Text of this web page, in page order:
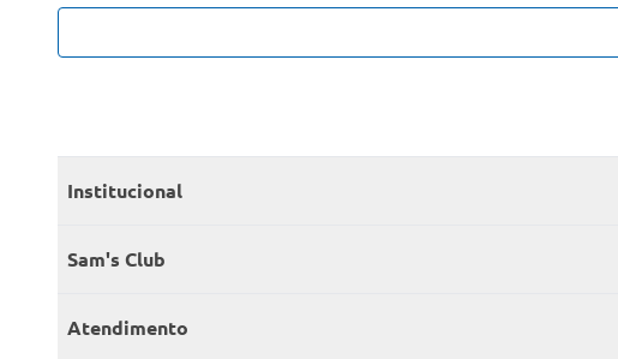
Institucional
Quem somos
Sam's Club
Seja sócio
Atendimento